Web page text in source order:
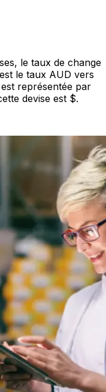
le taux de change
le taux AUD vers
représentée par
devise est $.